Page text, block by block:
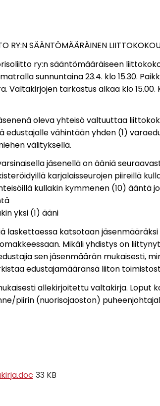
RY:N SÄÄNTÖMÄÄRÄINEN
ry:n sääntömääräiseen
sunnuntaina 23.4. klo 15.30.
Valtakirjojen tarkastus alkaa klo
oleva yhteisö valtuuttaa
edustajalle vähintään yhden (1)
välityksellä.
jäsenellä on ääniä
karjalaisseurojen piireillä
kullakin kymmenen (10) ääntä
yksi (1) ääni
laskettaessa katsotaan
Mikäli yhdistys on
sen jäsenmäärän mukaisesti,
edustajamääränsä liiton
allekirjoitettu valtakirja. Loput
piirin (nuorisojaoston)
33 KB